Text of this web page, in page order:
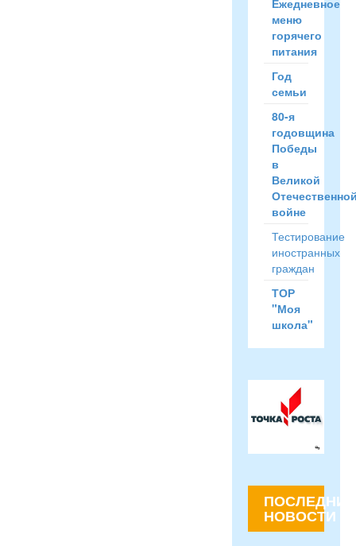
Ежедневное
меню
горячего
питания
Год
семьи
80-я
годовщина
Победы
в
Великой
войне
Тестирование
иностранных
граждан
ТОР
"Моя
школа"
ПОСЛЕДНИЕ
НОВОСТИ